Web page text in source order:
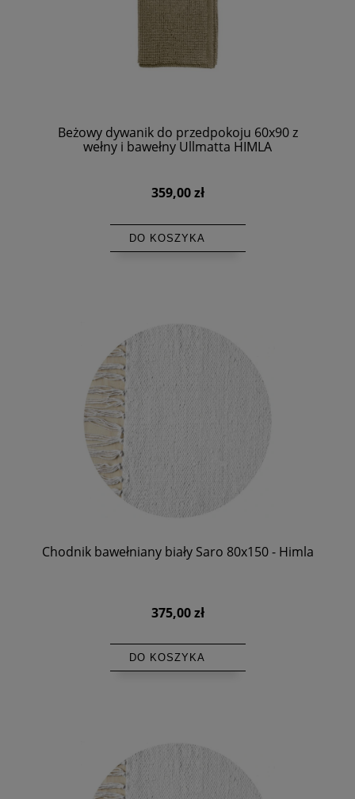
Beżowy dywanik do przedpokoju 60x90 z
wełny i bawełny Ullmatta HIMLA
359,00 zł
DO KOSZYKA
Chodnik bawełniany biały Saro 80x150 - Himla
375,00 zł
DO KOSZYKA